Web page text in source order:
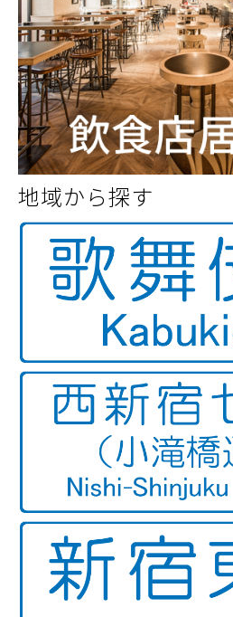
地域から探す